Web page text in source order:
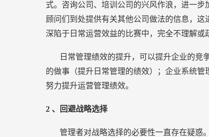
式。咨询公司、培训公司的兴风作浪，进一
顾问们到处提供有关其他公司做法的信息，
深陷于日常运营效益的比赛中，完全不理解或
日常管理绩效的提升，可以提升企业的竞
的做事（提升日常管理的绩效）；企业系统
努力提升运营管理绩效。
2 、回避战略选择
管理者对战略选择的必要性一直存在疑惑